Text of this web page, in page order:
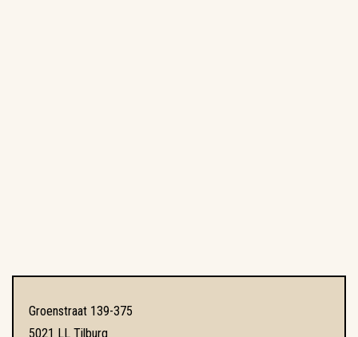
Groenstraat 139-375
5021 LL Tilburg